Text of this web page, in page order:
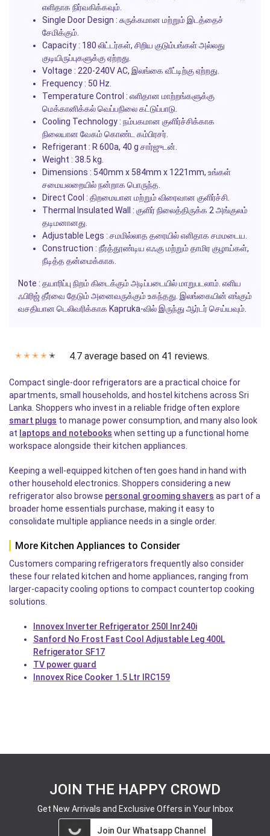
எளிதாக நிர்வகிக்கவும்.
Single Door Design : சுருக்கமான மற்றும் இடத்தைச்
சேமிக்கும்.
Capacity: 180 லிட்டர்கள், சிறிய குடும்பங்கள் அல்லது
குடியிருப்புகளுக்கு ஏற்றது.
Voltage : 220-240V AC, இலங்கை வீட்டிற்கு ஏற்றது.
Frequency: 50 Hz.
Temperature Control : எளிதான மாற்றங்களுக்கு
மெக்கானிக்கல் வெப்பநிலை கட்டுப்பாடு.
Cooling Technology: நம்பகமான குளிர்ச்சிக்காக
நிலையான வேகம் கொண்ட கம்பிரசர்.
Refrigerant : R 600a, 40 g சார்ஜுடன்.
Weight : 38.5 kg.
Dimensions : 540mm x 584mm x 1221mm, உங்கள்
சமையலறையில் நன்றாக பொருந்த.
Direct Cool : திறமையான மற்றும் விரைவான குளிர்ச்சி.
Thermal Insulated Wall : குளிர் நிலைத்திருக்க 2 அங்குலம்
தடிமனானது.
Adjustable Legs : சமமில்லாத தரையில் எளிதாக சமமடைய.
Construction : நீர்த்தூண்டிய எஃகு மற்றும் தாமிர குழாய்கள்,
நீடித்த தன்மைக்காக.
Note : தயாரிப்பு நிறம் கிடைக்கும் அடிப்படையில் மாறுபடலாம். எளிய
ஃபிரிஜ் தீர்வை தேடும் அனைவருக்கும் உகந்தது. இலங்கையின் எங்கும்
வசதியான டெலிவரிக்காக Kapruka-வில் இருந்து ஆர்டர் செய்யவும்.
✭ ✭ ✭ ✭ ✭ 4.7 average based on 41 reviews.
Compact single-door refrigerators are a practical choice for
apartments, small households, and hostel kitchens across Sri
Lanka. Shoppers who invest in a reliable fridge often explore
smart plugs to manage power consumption, and many also look
at laptops and notebooks when setting up a functional home
workspace alongside their kitchen appliances.
Keeping a well-equipped kitchen often goes hand in hand with
other household electronics. Shoppers considering a new
refrigerator also browse personal grooming shavers as part of a
broader home essentials purchase, making it easy to
consolidate multiple appliance needs in a single order.
More Kitchen Appliances to Consider
Customers comparing refrigerators frequently also consider
these four related kitchen and home appliances, ranging from
larger-capacity cooling options to compact countertop cooking
solutions.
Innovex Inverter Refrigerator 250l Inr240i
Sanford No Frost Fast Cool Adjustable Leg 400L
Refrigerator SF17
TV power guard
Innovex Rice Cooker 1.5 Ltr IRC159
JOIN THE HAPPY CROWD
Get New Arrivals and Exclusive Offers in Your Inbox
Join Our Whatsapp Channel